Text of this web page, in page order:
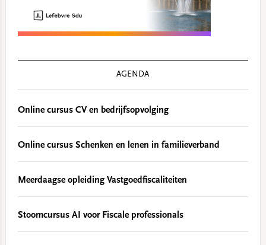
AGENDA
Online cursus CV en bedrijfsopvolging
Online cursus Schenken en lenen in familieverband
Meerdaagse opleiding Vastgoedfiscaliteiten
Stoomcursus AI voor Fiscale professionals